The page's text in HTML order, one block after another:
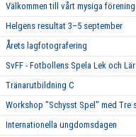
Välkommen till vårt mysiga
Helgens resultat 3–5 september
Årets lagfotografering
SvFF - Fotbollens Spela Lek och Lär
Tränarutbildning C
Workshop "Schysst Spel" med Tre
Internationella ungdomsdagen